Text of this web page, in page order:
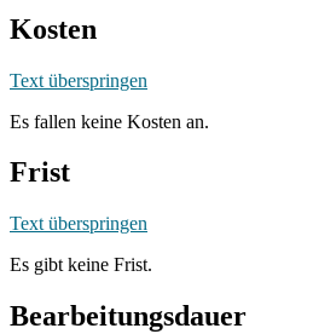
Kosten
Text überspringen
Es fallen keine Kosten an.
Frist
Text überspringen
Es gibt keine Frist.
Bearbeitungsdauer